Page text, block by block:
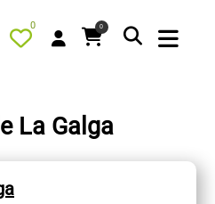
0 0
La Galga